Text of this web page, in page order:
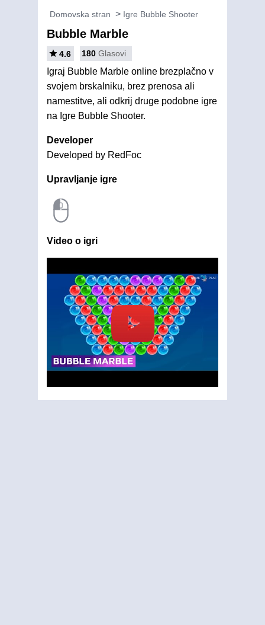
Domovska stran Igre Bubble Shooter
Bubble Marble
4.6 180 Glasovi
Igraj Bubble Marble online brezplačno v
svojem brskalniku, brez prenosa ali
namestitve, ali odkrij druge podobne igre
na Igre Bubble Shooter.
Developer
Developed by RedFoc
Upravljanje igre
Video o igri